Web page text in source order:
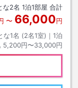
な2名 1泊1部屋 合計
〜 66,000円
な1名 (2名1室)｜ 1泊
5,200円〜33,000円